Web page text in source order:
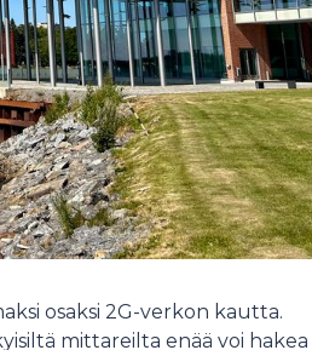
osaksi 2G-verkon kautta.
mittareilta enää voi hakea